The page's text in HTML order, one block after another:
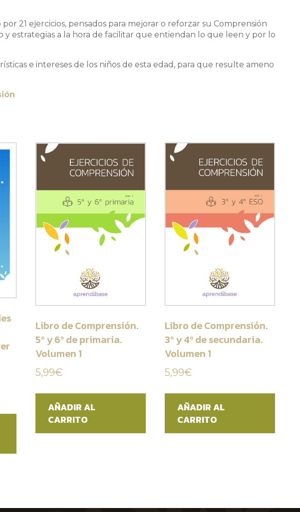
21 ejercicios, pensados para mejorar o reforzar su Comprensión
y estrategias a la hora de facilitar que entiendan lo que leen y por lo
e intereses de los niños de esta edad, para que resulte ameno
Libro de Comprensión.
5º y 6º de primaria.
Volumen 1
5,99€
AÑADIR AL
CARRITO
Libro de Comprensión.
3º y 4º de secundaria.
Volumen 1
5,99€
AÑADIR AL
CARRITO